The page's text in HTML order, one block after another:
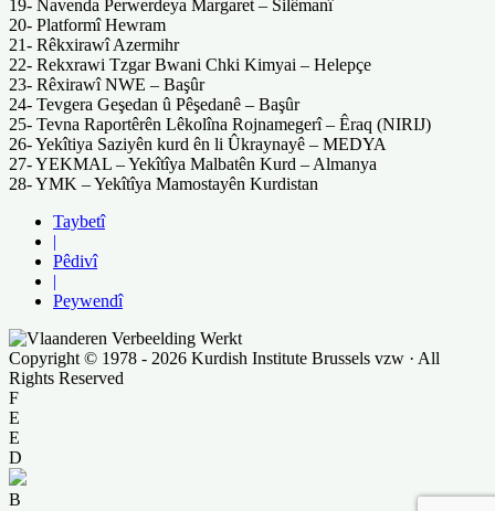
19- Navenda Perwerdeya Margaret – Silêmanî
20- Platformî Hewram
21- Rêkxirawî Azermihr
22- Rekxrawi Tzgar Bwani Chki Kimyai – Helepçe
23- Rêxirawî NWE – Başûr
24- Tevgera Geşedan û Pêşedanê – Başûr
25- Tevna Raportêrên Lêkolîna Rojnamegerî – Êraq (NIRIJ)
26- Yekîtiya Saziyên kurd ên li Ûkraynayê – MEDYA
27- YEKMAL – Yekîtîya Malbatên Kurd – Almanya
28- YMK – Yekîtîya Mamostayên Kurdistan
Taybetî
|
Pêdivî
|
Peywendî
Copyright © 1978 - 2026 Kurdish Institute Brussels vzw · All
Rights Reserved
F
E
E
D
B